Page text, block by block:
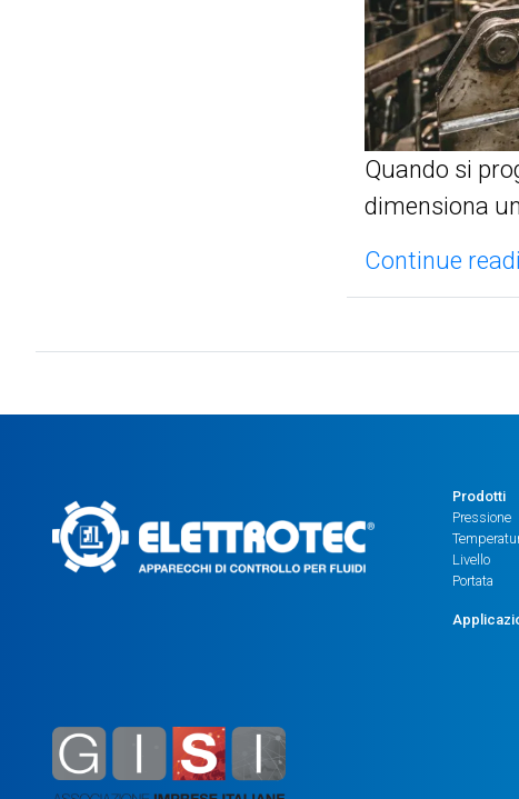
Quando si
dimensiona
Continue
Prodotti
Pressione
Livello
Portata